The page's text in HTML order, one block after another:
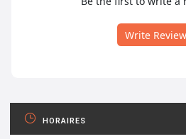
Write Review
HORAIRES